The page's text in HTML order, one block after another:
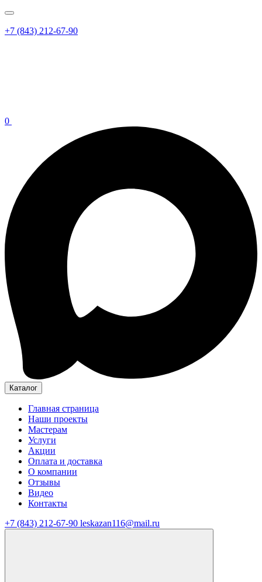
+7 (843) 212-67-90
0
Каталог
Главная страница
Наши проекты
Мастерам
Услуги
Акции
Оплата и доставка
О компании
Отзывы
Видео
Контакты
+7 (843) 212-67-90 leskazan116@mail.ru